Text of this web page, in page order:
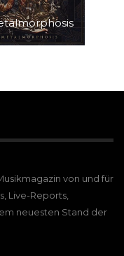
–
von und für
Live-Reports,
neuesten Stand der